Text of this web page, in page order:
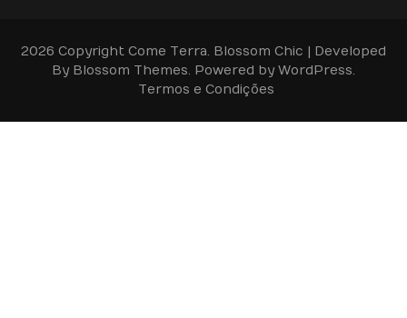
2026 Copyright Come Terra. Blossom Chic | Developed
By Blossom Themes. Powered byWordPress.
Termos e Condições